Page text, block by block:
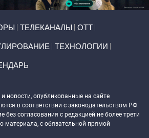
ТЕЛЕКАНАЛЫ ОТТ
ТЕХНОЛОГИИ
новости, опубликованные на сайте
в соответствии с законодательством РФ.
без согласования с редакцией не более трети
материала, с обязательной прямой